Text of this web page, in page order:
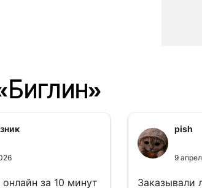
за 10 минут
pish
9
Заказывали